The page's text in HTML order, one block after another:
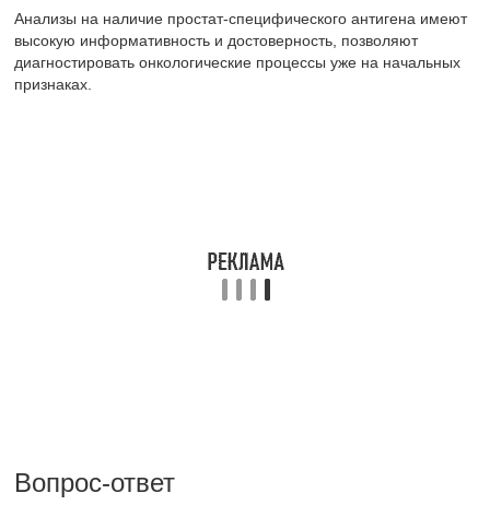
прогрессированием или ответом на лечение.
Как часто нужно сдавать анализ на ПСА
для мужчин старше 50 лет?
Как интерпретировать результаты
доброкачественная гиперплазия предстательной железы.